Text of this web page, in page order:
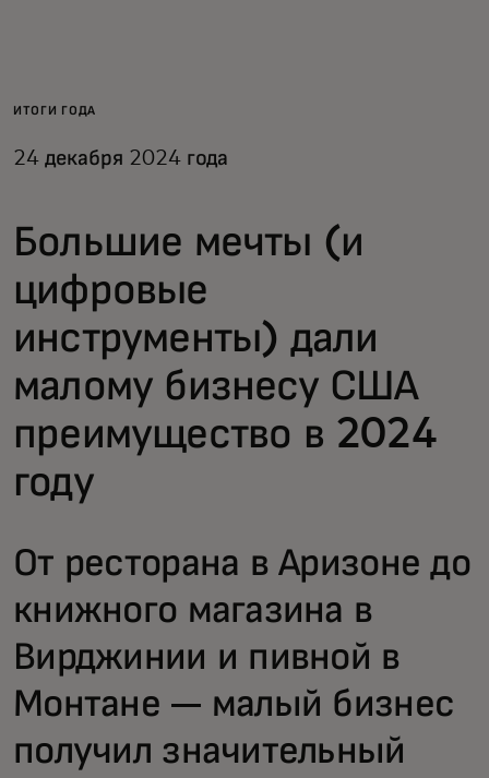
Для бизнеса
Для новаторов
Новости и тренды
ИТОГИ ГОДА
24 декабря 2024 года
Большие мечты (и
цифровые
инструменты) дали
малому бизнесу США
преимущество в 2024
году
От ресторана в Аризоне до
книжного магазина в
Вирджинии и пивной в
Монтане — малый бизнес
получил значительный